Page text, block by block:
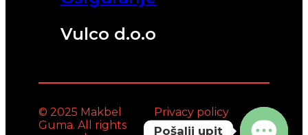
Vulco d.o.o
© 2025 Makbel
Guma. All rights
Privacy policy
Pošalji upit